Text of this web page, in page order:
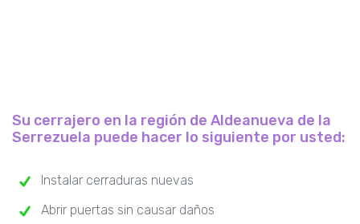
Su cerrajero en la región de Aldeanueva de la
Serrezuela puede hacer lo siguiente por usted:
Instalar cerraduras nuevas
Abrir puertas sin causar daños